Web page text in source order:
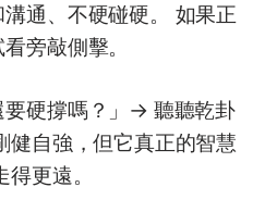
通、不硬碰硬。 如果正
旁敲側擊。
要硬撐嗎？」→ 聽聽乾卦
健自強，但它真正的智慧
更遠。